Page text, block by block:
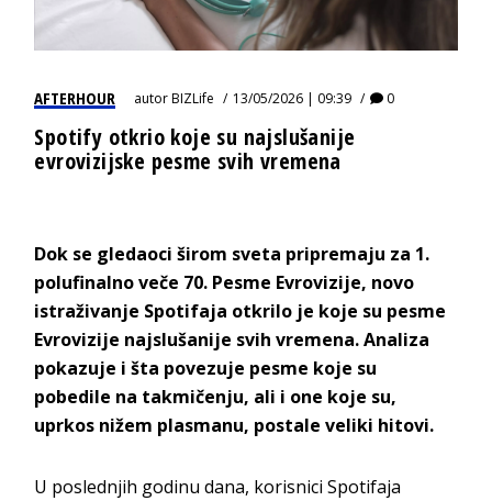
AFTERHOUR autorBIZLife 13/05/2026 | 09:39 0
Spotify otkrio koje su najslušanije
evrovizijske pesme svih vremena
Dok se gledaoci širom sveta pripremaju za 1.
polufinalno veče 70. Pesme Evrovizije, novo
istraživanje Spotifaja otkrilo je koje su pesme
Evrovizije najslušanije svih vremena. Analiza
pokazuje i šta povezuje pesme koje su
pobedile na takmičenju, ali i one koje su,
uprkos nižem plasmanu, postale veliki hitovi.
U poslednjih godinu dana, korisnici Spotifaja